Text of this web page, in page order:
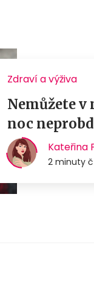
Zdraví a výživa
Nemůžete v
noc
Kateřina
2 minuty